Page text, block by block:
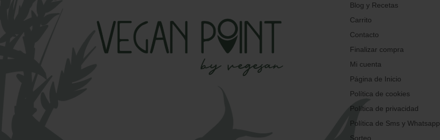
Blog y Recetas
Carrito
Contacto
Finalizar compra
Mi cuenta
Página de Inicio
Política de cookies
Política de privacidad
Política de Sms y Whatsapp
Sorteo